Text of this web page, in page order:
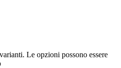
Le opzioni possono essere